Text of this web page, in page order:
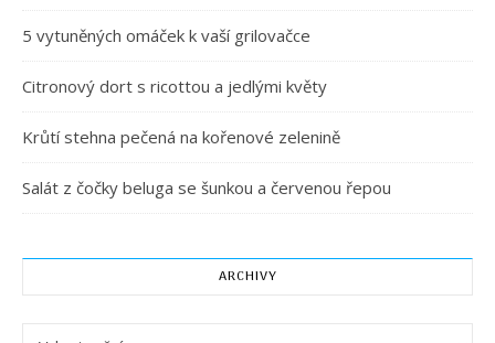
5 vytuněných omáček k vaší grilovačce
Citronový dort s ricottou a jedlými květy
Krůtí stehna pečená na kořenové zelenině
Salát z čočky beluga se šunkou a červenou řepou
ARCHIVY